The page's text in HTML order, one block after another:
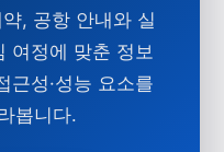
, 공항 안내와 실
여정에 맞춘 정보
근성·성능 요소를
봅니다.